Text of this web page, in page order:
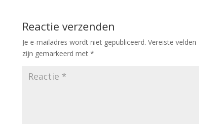
Reactie verzenden
Je e-mailadres wordt niet gepubliceerd. Vereiste velden
zijn gemarkeerd met *